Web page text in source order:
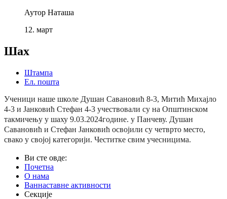
Аутор Наташа
12. март
Шах
Штампа
Ел. пошта
Ученици наше школе Душан Савановић 8-3, Митић Михајло
4-3 и Јанковић Стефан 4-3 учествовали су на Општинском
такмичењу у шаху 9.03.2024године. у Панчеву. Душан
Савановић и Стефан Јанковић освојили су четврто место,
свако у својој категорији. Честитке свим учесницима.
Ви сте овде:
Почетна
О нама
Ваннаставне активности
Секције